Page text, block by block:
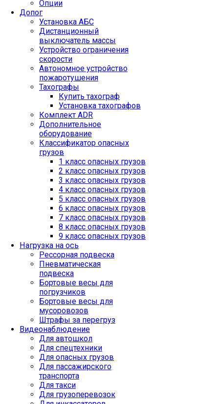
Опции
Допог
Установка АБС
Дистанционный
выключатель массы
Устройство ограничения
скорости
Автономное устройство
пожаротушения
Тахографы
Купить тахограф
Установка тахографов
Комплект ADR
Дополнительное
оборудование
Классификатор опасных
грузов
1 класс опасных грузов
2 класс опасных грузов
3 класс опасных грузов
4 класс опасных грузов
5 класс опасных грузов
6 класс опасных грузов
7 класс опасных грузов
8 класс опасных грузов
9 класс опасных грузов
Нагрузка на ось
Рессорная подвеска
Пневматическая
подвеска
Бортовые весы для
погрузчиков
Бортовые весы для
мусоровозов
Штрафы за перегруз
Видеонаблюдение
Для автошкол
Для спецтехники
Для опасных грузов
Для пассажирского
транспорта
Для такси
Для грузоперевозок